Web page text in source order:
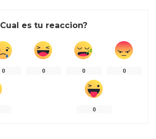
Cual es tu reaccion?
0 0 0 0
0